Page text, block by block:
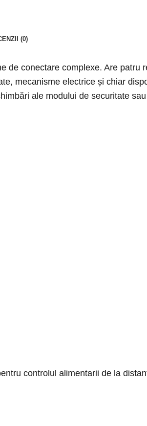
(0)
conectare complexe. Are patru
mecanisme electrice și chiar
ale modului de securitate
controlul alimentarii de la